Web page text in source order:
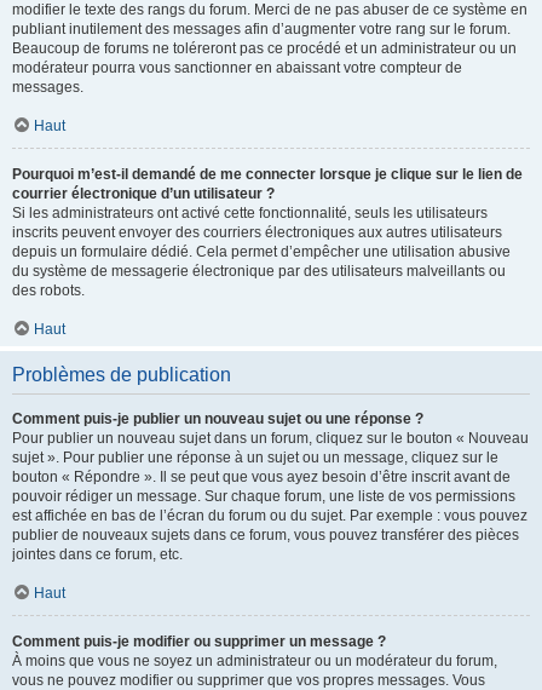
modifier le texte des rangs du forum. Merci de ne pas abuser de ce système en
publiant inutilement des messages afin d’augmenter votre rang sur le forum.
Beaucoup de forums ne toléreront pas ce procédé et un administrateur ou un
modérateur pourra vous sanctionner en abaissant votre compteur de
messages.
Haut
Pourquoi m’est-il demandé de me connecter lorsque je clique sur le lien de
courrier électronique d’un utilisateur ?
Si les administrateurs ont activé cette fonctionnalité, seuls les utilisateurs
inscrits peuvent envoyer des courriers électroniques aux autres utilisateurs
depuis un formulaire dédié. Cela permet d’empêcher une utilisation abusive
du système de messagerie électronique par des utilisateurs malveillants ou
des robots.
Haut
Problèmes de publication
Comment puis-je publier un nouveau sujet ou une réponse ?
Pour publier un nouveau sujet dans un forum, cliquez sur le bouton « Nouveau
sujet ». Pour publier une réponse à un sujet ou un message, cliquez sur le
bouton « Répondre ». Il se peut que vous ayez besoin d’être inscrit avant de
pouvoir rédiger un message. Sur chaque forum, une liste de vos permissions
est affichée en bas de l’écran du forum ou du sujet. Par exemple : vous pouvez
publier de nouveaux sujets dans ce forum, vous pouvez transférer des pièces
jointes dans ce forum, etc.
Haut
Comment puis-je modifier ou supprimer un message ?
À moins que vous ne soyez un administrateur ou un modérateur du forum,
vous ne pouvez modifier ou supprimer que vos propres messages. Vous